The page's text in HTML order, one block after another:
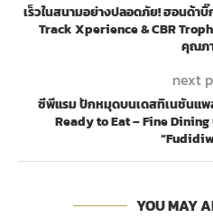
เร็วในสนามอย่างปลอดภัย! ฮอนด้า
Track Xperience & CBR
คุณภ
next
ซีพีแรม ปักหมุดบนเดสทิเนชันแพ
Ready to Eat – Fine
YOU MAY